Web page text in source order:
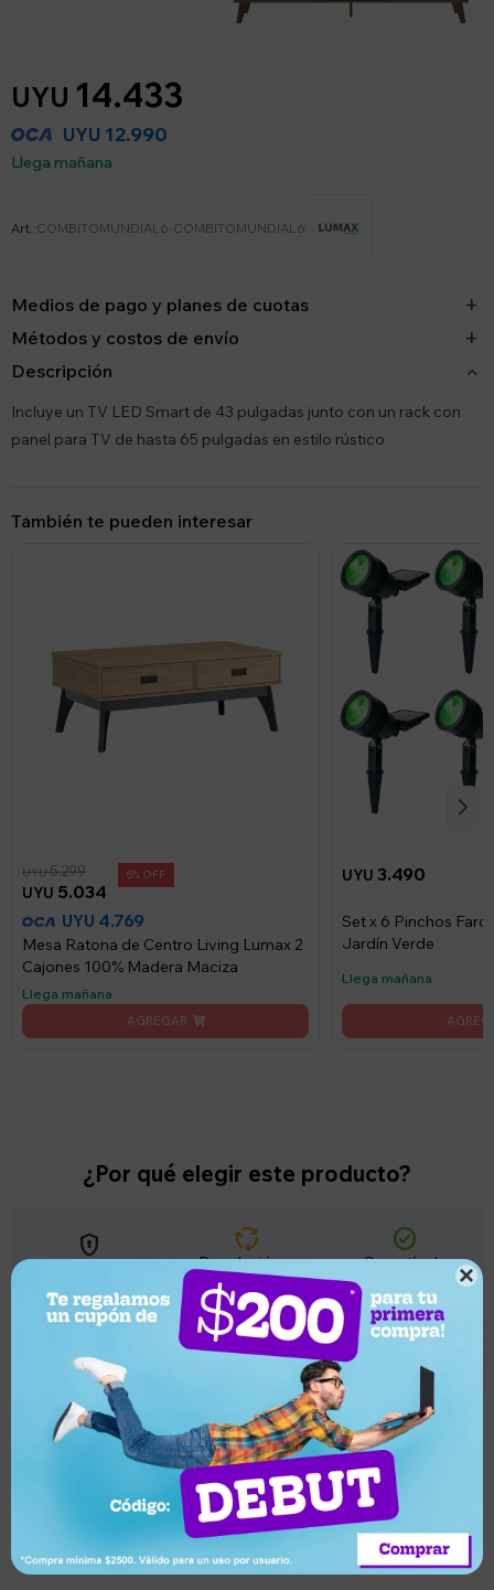

UYU 14.433
UYU 12.990
Llega mañana
COMBITOMUNDIAL6-COMBITOMUNDIAL6
Medios de pago y planes de cuotas
Métodos y costos de envío
Descripción
Incluye un TV LED Smart de 43 pulgadas junto con un rack con
panel para TV de hasta 65 pulgadas en estilo rústico
También te pueden interesar
UYU 5.034
UYU5.299 5
UYU 4.769
Mesa Ratona de Centro Living Lumax 2
Cajones 100% Madera Maciza
Llega mañana
UYU 3.490
Set x 6 Pinchos
Jardín Verde
Llega mañana
¿Por qué elegir este producto?
encrypted cycle
Devolución o
cambio
check_circle
Garantía de
CÓDIGO: COMBITOMUNDIAL6
DESCRIPCIÓN DEL PRODUCTO:
Este combo es la solución ideal para quienes buscan equipar
su living con estilo, funcionalidad y tecnología. Incluye un TV
LED Smart de 43 pulgadas junto con un rack con panel para
TV de hasta 65 pulgadas en estilo rústico, logrando un
ambiente moderno, organizado y listo para disfrutar.